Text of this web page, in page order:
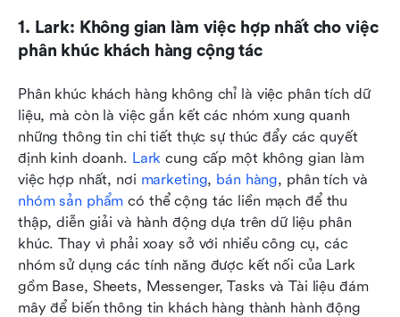
1. Lark: Không gian làm việc hợp nhất cho việc
phân khúc khách hàng cộng tác
Phân khúc khách hàng không chỉ là việc phân tích dữ
liệu, mà còn là việc gắn kết các nhóm xung quanh
những thông tin chi tiết thực sự thúc đẩy các quyết
định kinh doanh. Lark cung cấp một không gian làm
việc hợp nhất, nơi marketing, bán hàng
nhóm sản phẩm có thể cộng tác liền mạch để thu
thập, diễn giải và hành động dựa trên dữ liệu phân
khúc. Thay vì phải xoay sở với nhiều công cụ, các
nhóm sử dụng các tính năng được kết nối của Lark
gồm Base, Sheets, Messenger, Tasks và Tài liệu đám
mây để biến thông tin khách hàng thành hành động